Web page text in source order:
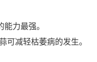
力最强。
减轻枯萎病的发生。